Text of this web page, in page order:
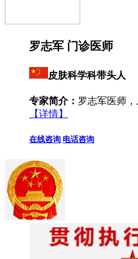
罗志军 门诊医师
皮肤科学科带头人
专家简介： 罗志军医师
【详情】
在线咨询 电话咨询